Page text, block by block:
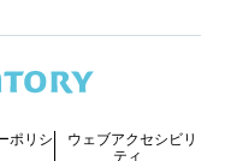
ポリシ
ウェブアクセシビリ
ティ